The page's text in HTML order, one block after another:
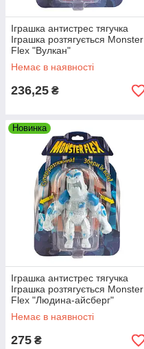
Іграшка антистрес тягучка
Іграшка розтягується Monster
Flex "Вулкан"
Немає в наявності
236,25 ₴
Новинка
Іграшка антистрес тягучка
Іграшка розтягується Monster
Flex "Людина-айсберг"
Немає в наявності
275 ₴